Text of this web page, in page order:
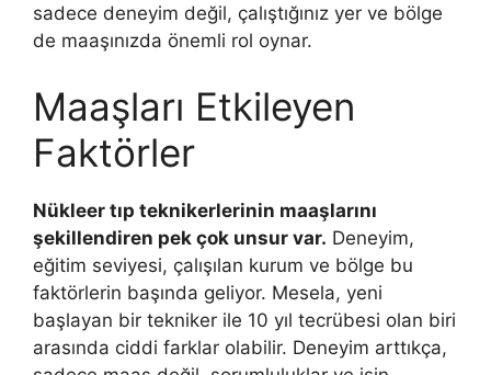
sadece deneyim değil, çalıştığınız yer ve bölge
de maaşınızda önemli rol oynar.
Maaşları Etkileyen
Faktörler
Nükleer tıp teknikerlerinin maaşlarını
şekillendiren pek çok unsur var. Deneyim,
eğitim seviyesi, çalışılan kurum ve bölge bu
faktörlerin başında geliyor. Mesela, yeni
başlayan bir tekniker ile 10 yıl tecrübesi olan biri
arasında ciddi farklar olabilir. Deneyim arttıkça,